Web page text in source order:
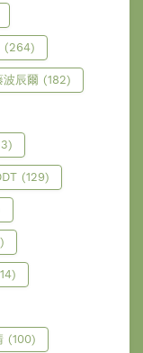
(264)
波辰爾 (182)
(129)
(100)